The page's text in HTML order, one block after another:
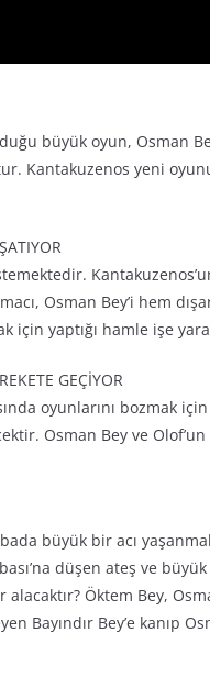
büyük oyun, Osman
Kantakuzenos yeni
Osman Bey’i hem
için yaptığı hamle işe
GEÇİYOR
oyunlarını bozmak
Osman Bey ve
büyük bir acı
düşen ateş ve
Öktem Bey,
Bayındır Bey’e kanıp